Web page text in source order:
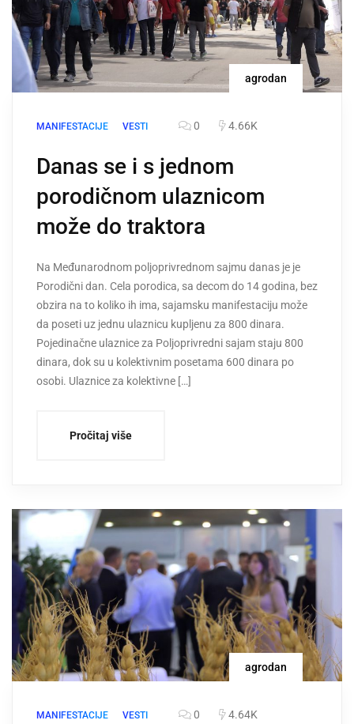
agrodan
MANIFESTACIJE VESTI 0 4.66K
Danas se i s jednom
porodičnom ulaznicom
može do traktora
Na Međunarodnom poljoprivrednom sajmu danas je je
Porodični dan. Cela porodica, sa decom do 14 godina, bez
obzira na to koliko ih ima, sajamsku manifestaciju može
da poseti uz jednu ulaznicu kupljenu za 800 dinara.
Pojedinačne ulaznice za Poljoprivredni sajam staju 800
dinara, dok su u kolektivnim posetama 600 dinara po
osobi. Ulaznice za kolektivne […]
Pročitaj više
agrodan
MANIFESTACIJE VESTI 0 4.64K